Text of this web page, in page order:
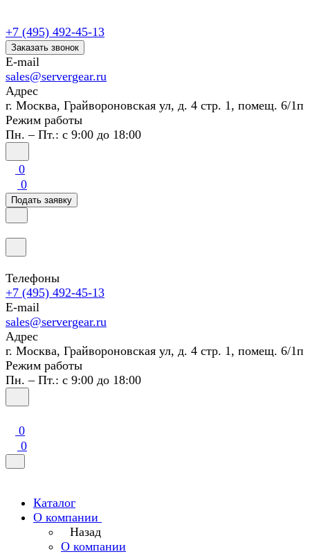
+7 (495) 492-45-13
Заказать звонок
E-mail
sales@servergear.ru
Адрес
г. Москва, Грайвороновская ул, д. 4 стр. 1, помещ. 6/1п
Режим работы
Пн. – Пт.: с 9:00 до 18:00
0
0
Подать заявку
Телефоны
+7 (495) 492-45-13
E-mail
sales@servergear.ru
Адрес
г. Москва, Грайвороновская ул, д. 4 стр. 1, помещ. 6/1п
Режим работы
Пн. – Пт.: с 9:00 до 18:00
0
0
Каталог
О компании
Назад
О компании